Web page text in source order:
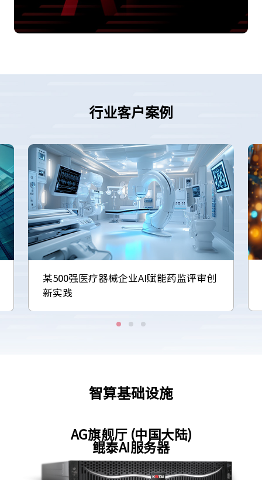
行业客户案例
某500强医疗器械企业AI赋能药监评审创
新实践
智算基础设施
AG旗舰厅 (中国大陆)
鲲泰AI服务器